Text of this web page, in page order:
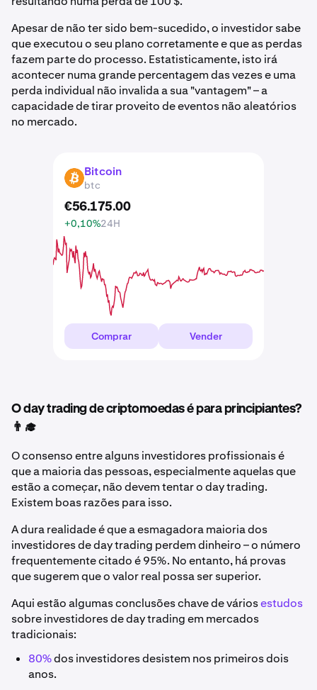
Apesar de não ter sido bem-sucedido, o investidor sabe
que executou o seu plano corretamente e que as perdas
fazem parte do processo. Estatisticamente, isto irá
acontecer numa grande percentagem das vezes e uma
perda individual não invalida a sua "vantagem" – a
capacidade de tirar proveito de eventos não aleatórios
no mercado.
BTC Bitcoin
btc
€56.175.00
+0,10%24H
Comprar Vender
O day trading de criptomoedas é para principiantes?
👨‍🎓
O consenso entre alguns investidores profissionais é
que a maioria das pessoas, especialmente aquelas que
estão a começar, não devem tentar o day trading.
Existem boas razões para isso.
A dura realidade é que a esmagadora maioria dos
investidores de day trading perdem dinheiro – o número
frequentemente citado é 95%. No entanto, há provas
que sugerem que o valor real possa ser superior.
Aqui estão algumas conclusões chave de váriosestudos
sobre investidores de day trading em mercados
tradicionais:
80%dos investidores desistem nos primeiros dois
anos.